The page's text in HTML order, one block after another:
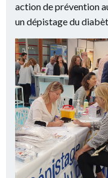
action de prévention
un dépistage du